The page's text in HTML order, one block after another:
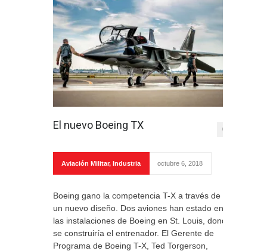
El nuevo Boeing TX 0
Aviación Militar, Industria octubre 6, 2018
Boeing gano la competencia T-X a través de
un nuevo diseño. Dos aviones han estado en
las instalaciones de Boeing en St. Louis, donde
se construiría el entrenador. El Gerente de
Programa de Boeing T-X, Ted Torgerson,